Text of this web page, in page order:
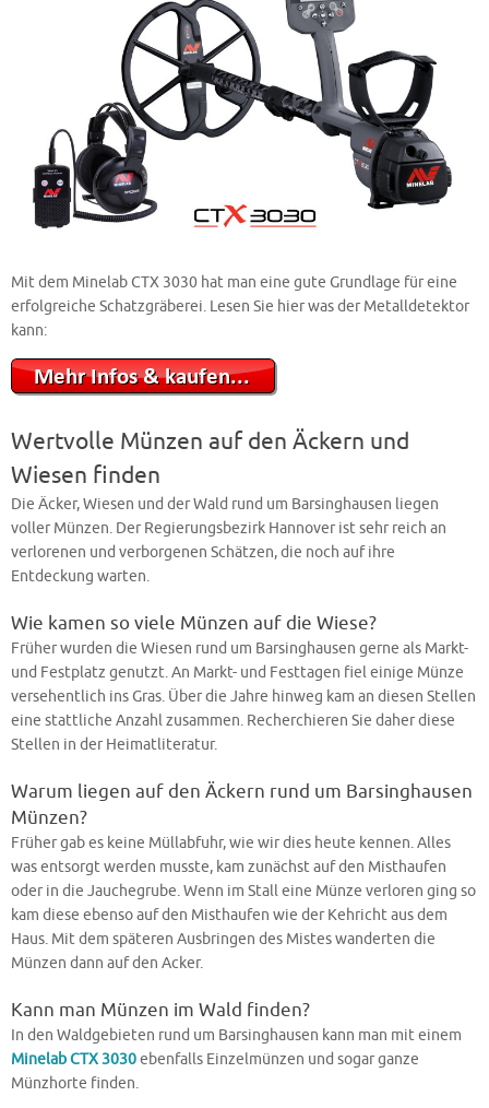
Mit dem Minelab CTX 3030 hat man eine gute Grundlage für eine
erfolgreiche Schatzgräberei. Lesen Sie hier was der Metalldetektor
kann:
Wertvolle Münzen auf den Äckern und
Wiesen finden
Die Äcker, Wiesen und der Wald rund um Barsinghausen liegen
voller Münzen. Der Regierungsbezirk Hannover ist sehr reich an
verlorenen und verborgenen Schätzen, die noch auf ihre
Entdeckung warten.
Wie kamen so viele Münzen auf die Wiese?
Früher wurden die Wiesen rund um Barsinghausen gerne als Markt-
und Festplatz genutzt. An Markt- und Festtagen fiel einige Münze
versehentlich ins Gras. Über die Jahre hinweg kam an diesen Stellen
eine stattliche Anzahl zusammen. Recherchieren Sie daher diese
Stellen in der Heimatliteratur.
Warum liegen auf den Äckern rund um Barsinghausen
Münzen?
Früher gab es keine Müllabfuhr, wie wir dies heute kennen. Alles
was entsorgt werden musste, kam zunächst auf den Misthaufen
oder in die Jauchegrube. Wenn im Stall eine Münze verloren ging so
kam diese ebenso auf den Misthaufen wie der Kehricht aus dem
Haus. Mit dem späteren Ausbringen des Mistes wanderten die
Münzen dann auf den Acker.
Kann man Münzen im Wald finden?
In den Waldgebieten rund um Barsinghausen kann man mit einem
Minelab CTX 3030ebenfalls Einzelmünzen und sogar ganze
Münzhorte finden.